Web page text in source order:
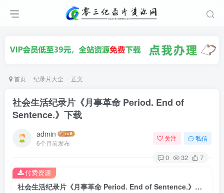
首页 纪录片大全 正文
社会生活纪录片《月事革命 Period. End of
Sentence.》下载
admin
6个月前发布
关注 私信
0 32 7
社会生活纪录片《月事革命 Period. End of Sentence.》下载
付费资源